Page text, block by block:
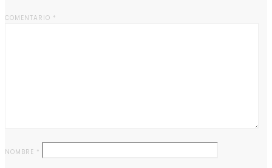
COMENTARIO *
NOMBRE *